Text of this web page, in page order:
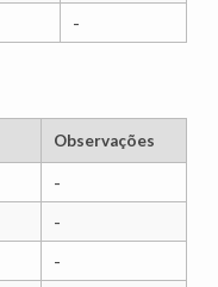
-
Observações
-
-
-